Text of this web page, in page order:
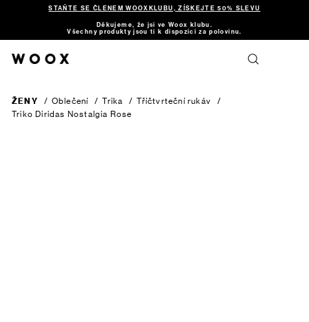
STAŇTE SE ČLENEM WOOXKLUBU, ZÍSKEJTE 50% SLEVU
Děkujeme, že jsi ve Woox klubu.
Všechny produkty jsou ti k dispozici za polovinu.
ŽENY / Oblečení / Trika / Tříčtvrteční rukáv
/
Triko Diridas Nostalgia Rose